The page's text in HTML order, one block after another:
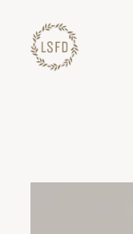
konten